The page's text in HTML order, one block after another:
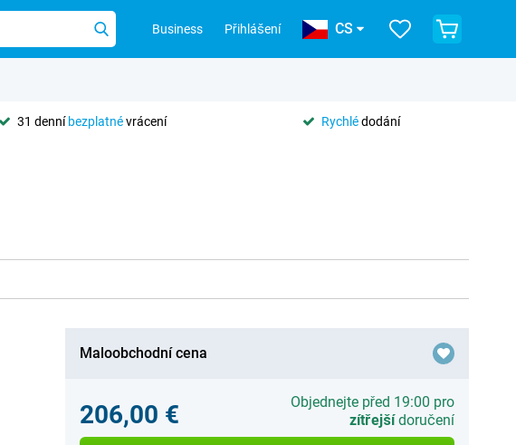
Business Přihlášení CS
31 denníbezplatnévrácení Rychlédodání
Maloobchodní cena
206,00 €
Objednejte před 19:00 pro
zítřejšídoručení